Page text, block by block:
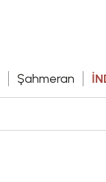
Şahmeran